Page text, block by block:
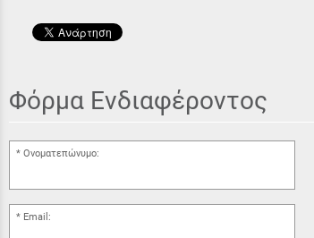
Φόρμα Ενδιαφέροντος
Ονοματεπώνυμο:
Email: